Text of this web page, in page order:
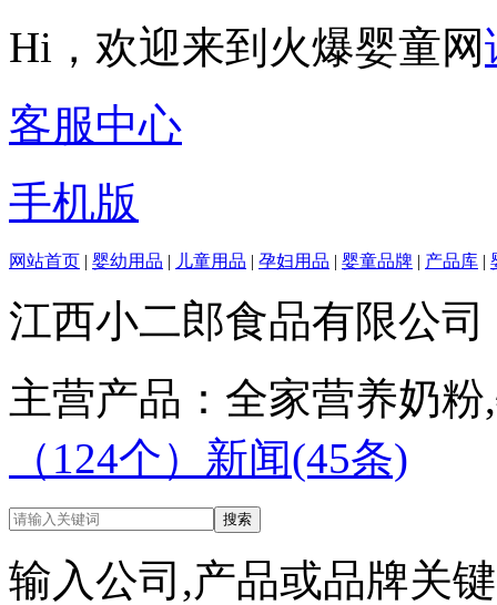
Hi，欢迎来到火爆婴童网
客服中心
手机版
网站首页 | 婴幼用品 | 儿童用品 | 孕妇用品 | 婴童品牌 | 产品库 |
江西小二郎食品有限公司
主营产品：全家营养奶
（124个） 新闻(45条)
输入公司,产品或品牌关